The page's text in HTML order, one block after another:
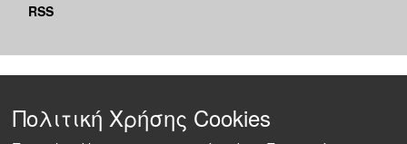
RSS
Πολιτική Χρήσης Cookies